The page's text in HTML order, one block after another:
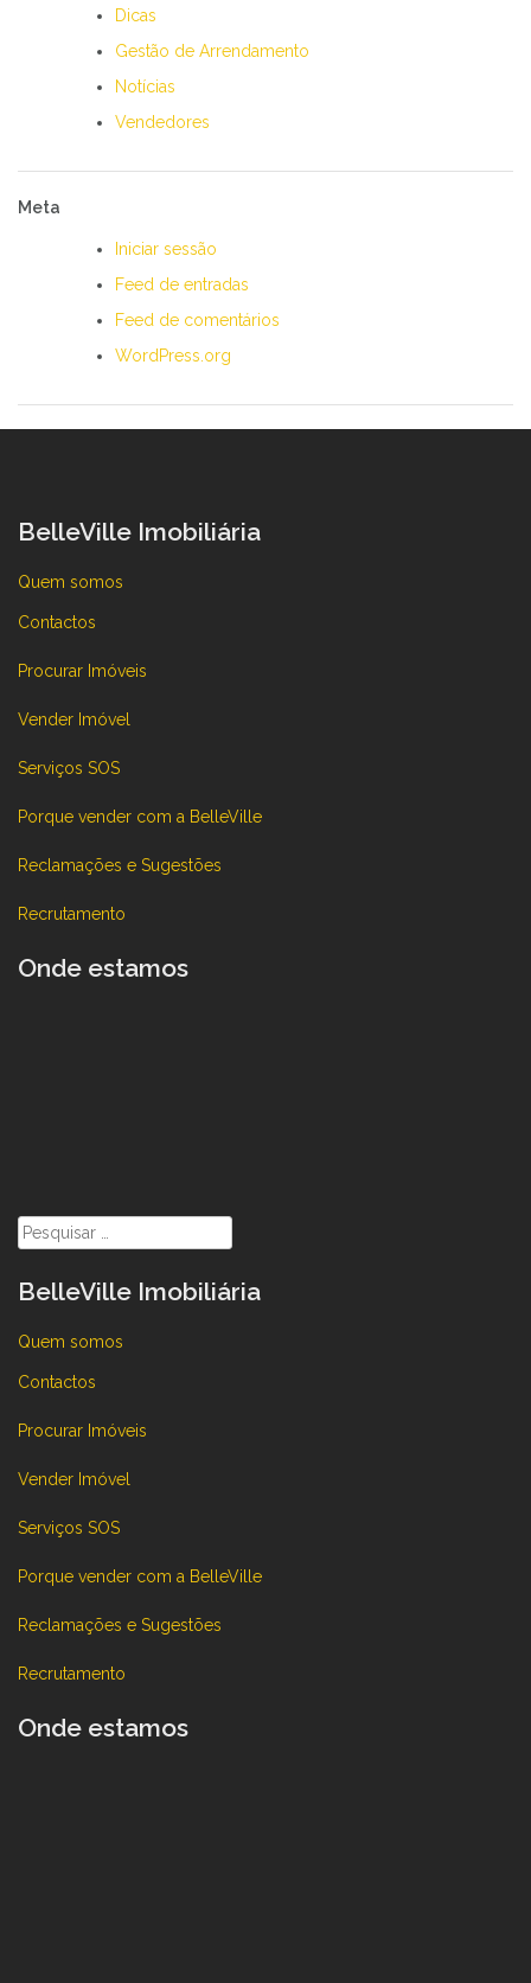
Dicas
Gestão de Arrendamento
Notícias
Vendedores
Meta
Iniciar sessão
Feed de entradas
Feed de comentários
WordPress.org
BelleVille Imobiliária
Quem somos
Contactos
Procurar Imóveis
Vender Imóvel
Serviços SOS
Porque vender com a BelleVille
Reclamações e Sugestões
Recrutamento
Onde estamos
Pesquisar
por:
BelleVille Imobiliária
Quem somos
Contactos
Procurar Imóveis
Vender Imóvel
Serviços SOS
Porque vender com a BelleVille
Reclamações e Sugestões
Recrutamento
Onde estamos